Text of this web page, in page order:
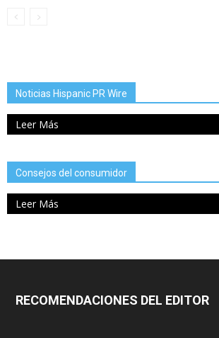
Noticias Hispanic PR Wire
Leer Más
Consejos del consumidor
Leer Más
RECOMENDACIONES DEL EDITOR